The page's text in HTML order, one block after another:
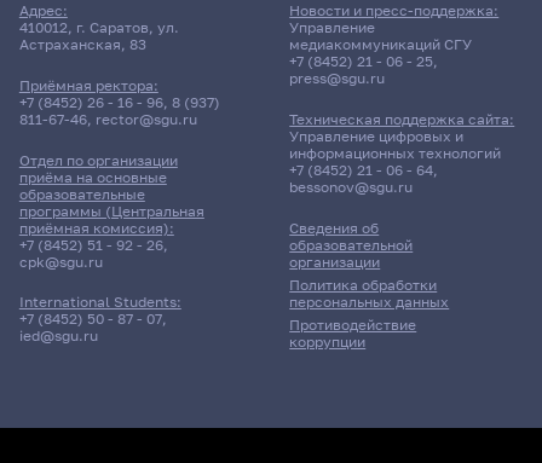
Адрес:
410012, г. Саратов, ул.
Астраханская, 83
Приёмная ректора:
+7 (8452) 26 - 16 - 96, 8 (937)
811-67-46, rector@sgu.ru
Отдел по организации
приёма на основные
образовательные
программы (Центральная
приёмная комиссия):
+7 (8452) 51 - 92 - 26,
cpk@sgu.ru
International Students:
+7 (8452) 50 - 87 - 07,
ied@sgu.ru
Сведения об
образовательной
организации
Политика обработки
персональных данных
Противодействие
коррупции
Новости и пресс-поддержка:
Управление
медиакоммуникаций СГУ
+7 (8452) 21 - 06 - 25,
press@sgu.ru
Техническая поддержка сайта:
Управление цифровых и
информационных технологий
+7 (8452) 21 - 06 - 64,
bessonov@sgu.ru